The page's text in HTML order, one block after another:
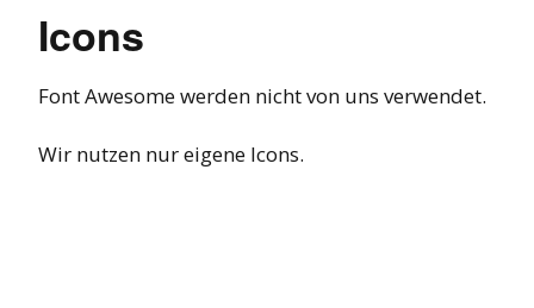
Icons
Font Awesome werden nicht von uns verwendet.
Wir nutzen nur eigene Icons.